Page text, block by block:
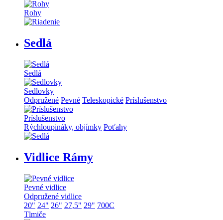
Rohy
Sedlá
Sedlá
Sedlovky
Odpružené Pevné Teleskopické Príslušenstvo
Príslušenstvo
Rýchloupináky, objímky Poťahy
Vidlice Rámy
Pevné vidlice
Odpružené vidlice
20" 24" 26" 27,5" 29" 700C
Tlmiče